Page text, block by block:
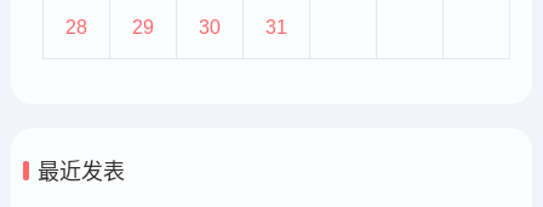
28 29 30 31
最近发表